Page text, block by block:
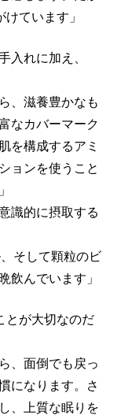
ています」
入れに加え、
、滋養豊かなも
なカバーマーク
を構成するアミ
ョンを使うこと
識的に摂取する
そして顆粒のビ
飲んでいます」
とが大切なのだ
、面倒でも戻っ
になります。さ
、上質な眠りを